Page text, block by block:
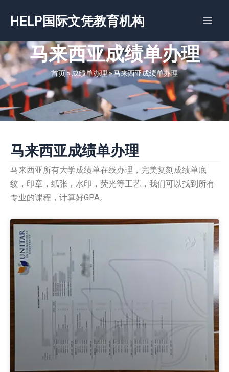
容
HELP国际文凭教育机构
马来西亚成绩单办理
首页»成绩单办理»马来西亚成绩单办理
马来西亚成绩单办理
马来西亚所有大学成绩单在线办理，完美复刻成绩单底
纹，印章，纸张，水印，荧光等工艺，我们可以找到所有
专业的课程，计算好GPA。
PagePage